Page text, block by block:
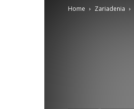
Home Zariadenia